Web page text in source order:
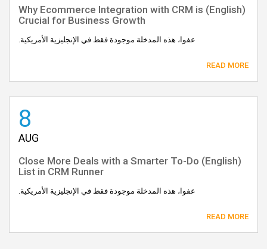
(English) Why Ecommerce Integration with CRM is
Crucial for Business Growth
عفوا، هذه المدخلة موجودة فقط في الإنجليزية الأمريكية.
READ MORE
8
AUG
(English) Close More Deals with a Smarter To-Do
List in CRM Runner
عفوا، هذه المدخلة موجودة فقط في الإنجليزية الأمريكية.
READ MORE